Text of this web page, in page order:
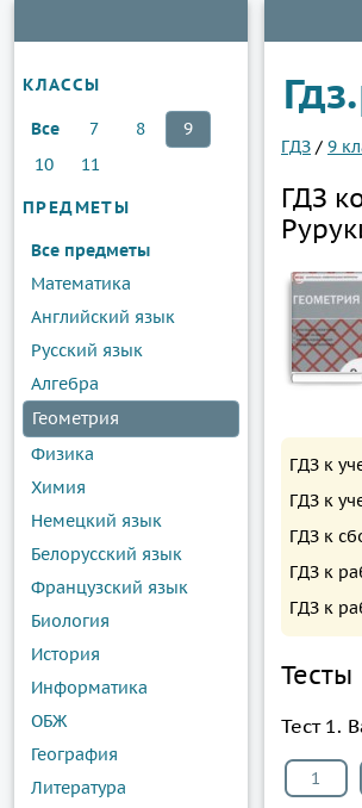
КЛАССЫ
Все 7 8
9
10
11
ПРЕДМЕТЫ
Все предметы
Математика
Английский язык
Русский язык
Алгебра
Геометрия
Физика
Химия
Немецкий язык
Белорусский язык
Французский язык
Биология
История
Информатика
ОБЖ
География
Литература
ГДЗ / 9
ГДЗ
ГДЗ к
ГДЗ к
ГДЗ к
ГДЗ к
ГДЗ к
Тесты
Тест 1.
1